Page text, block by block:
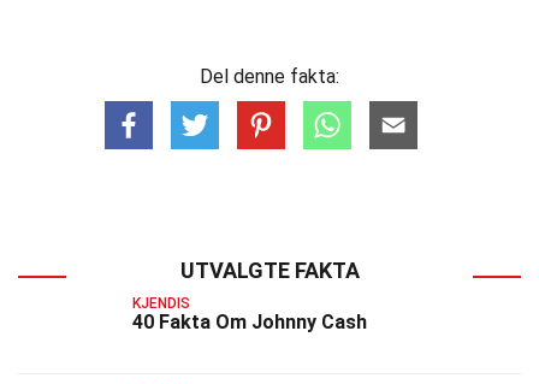
Del denne fakta:
UTVALGTE FAKTA
KJENDIS
40 Fakta Om Johnny Cash